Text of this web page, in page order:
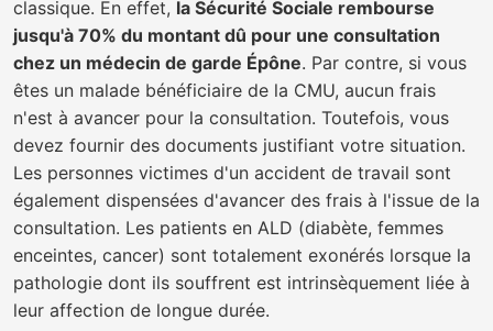
classique. En effet, la Sécurité Sociale rembourse
jusqu'à 70% du montant dû pour une consultation
chez un médecin de garde Épône. Par contre, si vous
êtes un malade bénéficiaire de la CMU, aucun frais
n'est à avancer pour la consultation. Toutefois, vous
devez fournir des documents justifiant votre situation.
Les personnes victimes d'un accident de travail sont
également dispensées d'avancer des frais à l'issue de la
consultation. Les patients en ALD (diabète, femmes
enceintes, cancer) sont totalement exonérés lorsque la
pathologie dont ils souffrent est intrinsèquement liée à
leur affection de longue durée.